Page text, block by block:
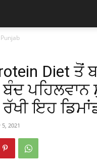
Punjab
Diet ਤੋਂ
ਪਹਿਲਵਾਨ
ਇਹ
5, 2021